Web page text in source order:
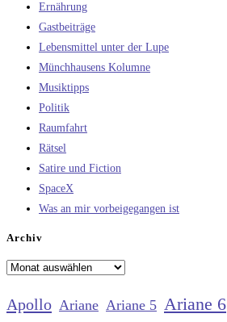
Ernährung
Gastbeiträge
Lebensmittel unter der Lupe
Münchhausens Kolumne
Musiktipps
Politik
Raumfahrt
Rätsel
Satire und Fiction
SpaceX
Was an mir vorbeigegangen ist
Archiv
Archiv
Apollo Ariane Ariane 5 Ariane 6